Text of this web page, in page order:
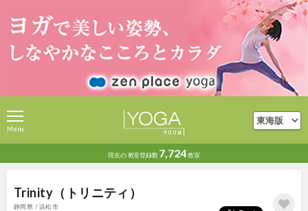
現在の教室登録数 7,724教室
Menu
Trinity（トリニティ）
静岡県 / 浜松市